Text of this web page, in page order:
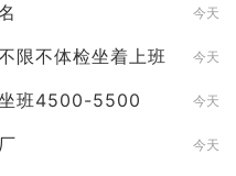
今天
限不体检坐着上班 今天
班4500-5500 今天
今天